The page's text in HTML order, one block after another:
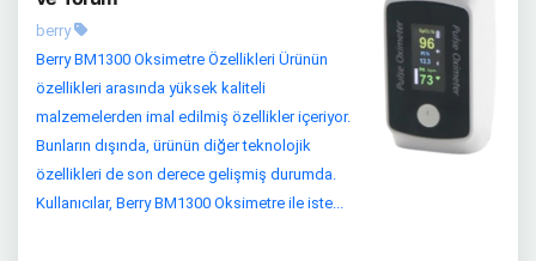
berry
Berry BM1300 Oksimetre Özellikleri Ürünün
özellikleri arasında yüksek kaliteli
malzemelerden imal edilmiş özellikler içeriyor.
Bunların dışında, ürünün diğer teknolojik
özellikleri de son derece gelişmiş durumda.
Kullanıcılar, Berry BM1300 Oksimetre ile iste...